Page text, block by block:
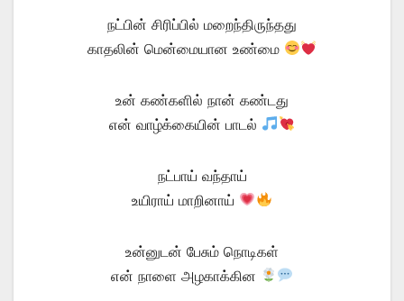
நட்பின் சிரிப்பில் மறைந்திருந்தது
காதலின் மென்மையான உண்மை
உன் கண்களில் நான் கண்டது
என் வாழ்க்கையின் பாடல்
நட்பாய் வந்தாய்
உயிராய் மாறினாய்
உன்னுடன் பேசும் நொடிகள்
என் நாளை அழகாக்கின